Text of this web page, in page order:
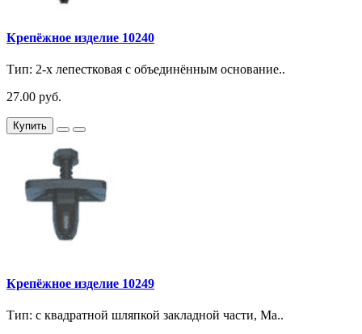
Крепёжное изделие 10240
Тип: 2-х лепестковая с объединённым основание..
27.00 руб.
Купить
Крепёжное изделие 10249
Тип: с квадратной шляпкой закладной части, Ма..